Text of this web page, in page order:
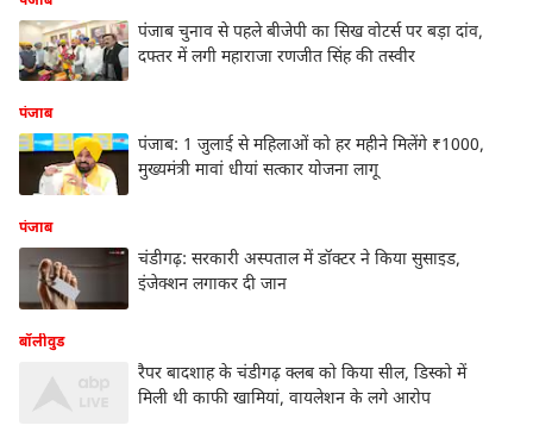
पंजाब चुनाव से पहले बीजेपी का सिख वोटर्स पर बड़ा दांव,
दफ्तर में लगी महाराजा रणजीत सिंह की तस्वीर
पंजाब
पंजाब: 1 जुलाई से महिलाओं को हर महीने मिलेंगे ₹1000,
मुख्यमंत्री मावां धीयां सत्कार योजना लागू
पंजाब
चंडीगढ़: सरकारी अस्पताल में डॉक्टर ने किया सुसाइड,
इंजेक्शन लगाकर दी जान
बॉलीवुड
रैपर बादशाह के चंडीगढ़ क्लब को किया सील, डिस्को में
मिली थी काफी खामियां, वायलेशन के लगे आरोप